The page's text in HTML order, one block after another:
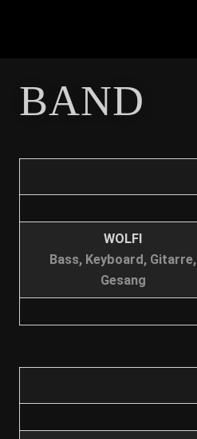
BAND
WOLFI
Bass, Keyboard, Gitarre,
Gesang